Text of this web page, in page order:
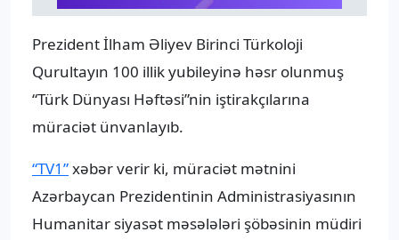
Prezident İlham Əliyev Birinci Türkoloji
Qurultayın 100 illik yubileyinə həsr olunmuş
“Türk Dünyası Həftəsi”nin iştirakçılarına
müraciət ünvanlayıb.
“TV1”xəbər verir ki, müraciət mətnini
Azərbaycan Prezidentinin Administrasiyasının
Humanitar siyasət məsələləri şöbəsinin müdiri